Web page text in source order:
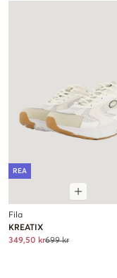
REA
Fila
KREATIX
349,50 kr699 kr